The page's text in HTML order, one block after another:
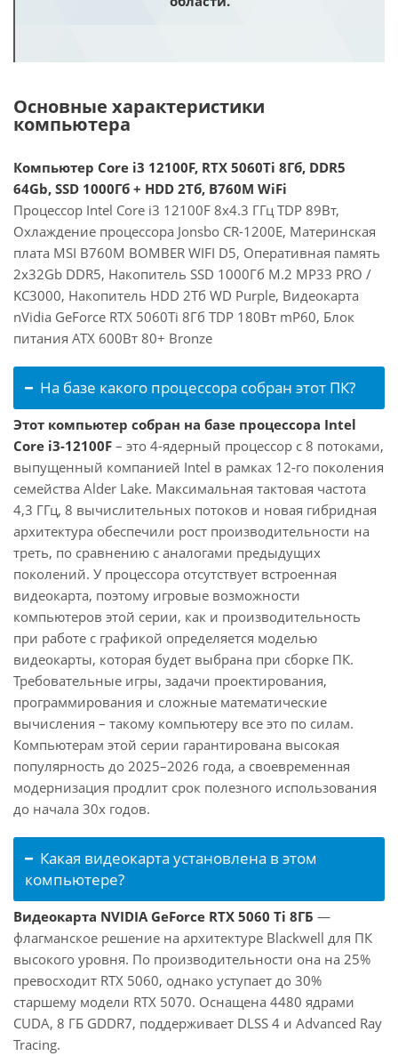
Основные характеристики
компьютера
Компьютер Core i3 12100F, RTX 5060Ti 8Гб, DDR5
64Gb, SSD 1000Гб + HDD 2Тб, B760M WiFi
Процессор Intel Core i3 12100F 8x4.3 ГГц TDP 89Вт,
Охлаждение процессора Jonsbo CR-1200E, Материнская
плата MSI B760M BOMBER WIFI D5, Оперативная память
2x32Gb DDR5, Накопитель SSD 1000Гб M.2 MP33 PRO /
KC3000, Накопитель HDD 2Тб WD Purple, Видеокарта
nVidia GeForce RTX 5060Ti 8Гб TDP 180Вт mP60, Блок
питания ATX 600Вт 80+ Bronze
На базе какого процессора собран этот ПК?
Этот компьютер собран на базе процессора Intel
Core i3-12100F – это 4-ядерный процессор с 8 потоками,
выпущенный компанией Intel в рамках 12-го поколения
семейства Alder Lake. Максимальная тактовая частота
4,3 ГГц, 8 вычислительных потоков и новая гибридная
архитектура обеспечили рост производительности на
треть, по сравнению с аналогами предыдущих
поколений. У процессора отсутствует встроенная
видеокарта, поэтому игровые возможности
компьютеров этой серии, как и производительность
при работе с графикой определяется моделью
видеокарты, которая будет выбрана при сборке ПК.
Требовательные игры, задачи проектирования,
программирования и сложные математические
вычисления – такому компьютеру все это по силам.
Компьютерам этой серии гарантирована высокая
популярность до 2025–2026 года, а своевременная
модернизация продлит срок полезного использования
до начала 30х годов.
Какая видеокарта установлена в этом
компьютере?
Видеокарта NVIDIA GeForce RTX 5060 Ti 8ГБ —
флагманское решение на архитектуре Blackwell для ПК
высокого уровня. По производительности она на 25%
превосходит RTX 5060, однако уступает до 30%
старшему модели RTX 5070. Оснащена 4480 ядрами
CUDA, 8 ГБ GDDR7, поддерживает DLSS 4 и Advanced Ray
Tracing.